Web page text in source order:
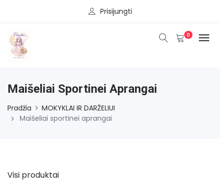
Prisijungti
0
Maišeliai Sportinei Aprangai
Pradžia
MOKYKLAI IR DARŽELIUI
Maišeliai sportinei aprangai
Visi produktai